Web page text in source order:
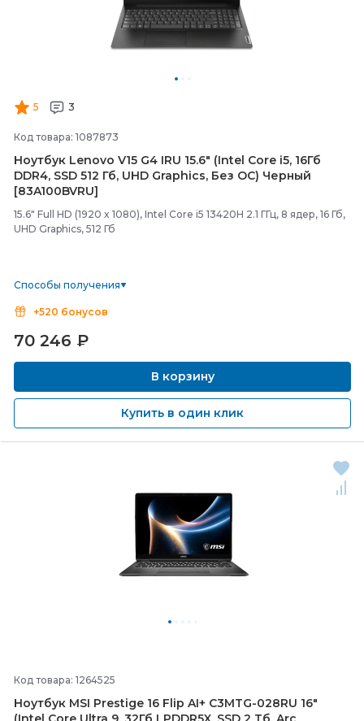
5 3
Код товара: 1087873
Ноутбук Lenovo V15 G4 IRU 15.6" (Intel Core i5, 16Гб
DDR4, SSD 512 Гб, UHD Graphics, Без ОС) Черный
[83A100BVRU]
15.6" Full HD (1920 x 1080), Intel Core i5 13420H 2.1 ГГц, 8 ядер, 16 Гб,
UHD Graphics, 512 Гб
Способы получения
+520 бонусов
70 246 ₽
В корзину
Купить в один клик
Код товара: 1264525
Ноутбук MSI Prestige 16 Flip AI+ C3MTG-028RU 16"